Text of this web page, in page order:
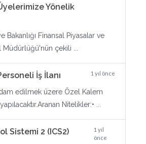
Yönelik
Bakanlığı Finansal Piyasalar ve
çekili ...
İş İlanı 1 yıl önce
edilmek üzere Özel Kalem
Nitelikler:• ...
Sistemi 2 (ICS2)
1 yıl
önce